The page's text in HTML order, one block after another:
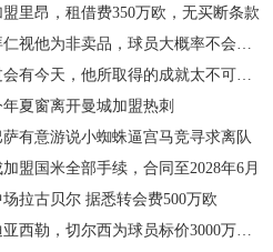
里昂，租借费350万欧，无买断条款
他为非卖品，球员大概率不会离队
今天，他所取得的成就太不可思议
夏窗离开曼城加盟热刺
有意游说小蜘蛛逼宫马竞寻求离队
盟国米全部手续，合同至2028年6月
拉古贝尔 据悉转会费500万欧
勒，切尔西为球员标价3000万欧元